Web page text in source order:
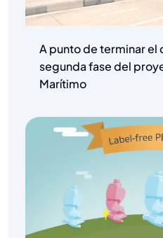
A punto de terminar el
segunda fase del
Marítimo